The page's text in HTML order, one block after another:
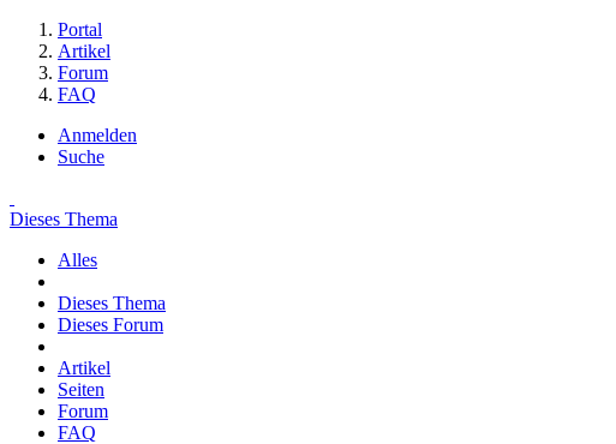
Portal
Artikel
Forum
FAQ
Anmelden
Suche
Dieses Thema
Alles
Dieses Thema
Dieses Forum
Artikel
Seiten
Forum
FAQ